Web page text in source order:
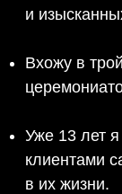
и
Вхожу в
Уже 13 лет
клиентами
в их жизни.